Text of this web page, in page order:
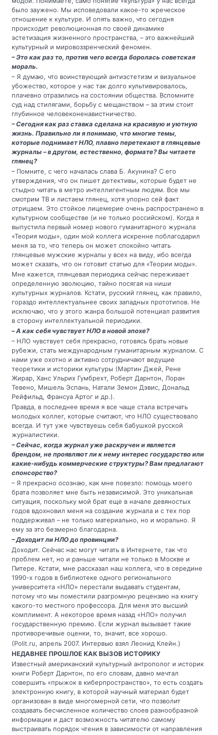
было заужено. Мы исповедовали какое-то жреческое
отношение к культуре. И опять важно, что сегодня
происходит революционная по своей динамике
эстетизация жизненного пространства, – это важнейший
культурный и мировоззренческий феномен.
– Это как раз то, против чего всегда боролась советская
мораль.
– Я думаю, что воинствующий антиэстетизм и визуальное
убожество, которое у нас так долго культивировалось,
плачевно отразились на состоянии общества. Вспомните
суд над стилягами, борьбу с мещанством – за этим стоит
глубинное человеконенавистничество.
– Сегодня как раз ставка сделана на красивую и уютную
жизнь. Правильно ли я понимаю, что многие темы,
которые поднимает НЛО, плавно перетекают в глянцевые
журналы – в другом, естественно, формате? Вы читаете
глянец?
– Помните, с чего началась слава Б. Акунина? С его
утверждения, что он пишет детективы, которые будет не
стыдно читать в метро интеллигентным людям. Все мы
смотрим ТВ и листаем глянец, хотя упорно сей факт
отрицаем. Это стойкое лицемерие очень распространено в
культурном сообществе (и не только российском). Когда я
выпустила первый номер нового гуманитарного журнала
«Теория моды», один мой коллега искренне поблагодарил
меня за то, что теперь он может спокойно читать
глянцевые мужские журналы у всех на виду, ибо всегда
может сказать, что он готовит статью для «Теории моды».
Мне кажется, глянцевая периодика сейчас переживает
определенную эволюцию, тайно посягая на ниши
культурных журналов. Кстати, русский глянец, как правило,
гораздо интеллектуальнее своих западных прототипов. Не
исключаю, что у этого жанра большой потенциал развития
в сторону интеллектуальной периодики.
–А как себя чувствует НЛО в новой эпохе?
– НЛО чувствует себя прекрасно, готовясь брать новые
рубежи, стать международным гуманитарным журналом. С
нами уже охотно и активно сотрудничают ведущие
теоретики и историки культуры (Мартин Джей, Рене
Жирар, Ханс Ульрих Гумбрехт, Роберт Дарнтон, Лоран
Тевено, Мишель Эспань, Натали Земон Дэвис, Дональд
Рейфильд, Франсуа Артог и др.).
Правда, в последнее время я все чаще стала встречать
молодых коллег, которые считают, что НЛО существовало
всегда. И тут уже чувствуешь себя бабушкой русской
журналистики.
– Сейчас, когда журнал уже раскручен и является
брендом, не проявляют ли к нему интерес государство или
какие-нибудь коммерческие структуры? Вам предлагают
спонсорство?
– Я прекрасно осознаю, как мне повезло: помощь моего
брата позволяет мне быть независимой. Это уникальная
ситуация, поскольку мой брат еще в начале девяностых
годов вдохновил меня на создание журнала и с тех пор
поддерживал – не только материально, но и морально. Я
ему за это безмерно благодарна.
– Доходит ли НЛО до провинции?
Доходит. Сейчас нас могут читать в Интернете, так что
проблем нет, но и раньше читали не только в Москве и
Питере. Кстати, мне рассказал наш коллега, что в середине
1990-х годов в библиотеке одного регионального
университета «НЛО» перестали выдавать студентам,
потому что мы поместили разгромную рецензию на книгу
какого-то местного профессора. Для меня это высший
комплимент. А некоторое время назад «НЛО» получил
государственную премию. Если журнал вызывает такие
противоречивые оценки, то, значит, все хорошо.
(Polit.ru, апрель 2007. Интервью взял Леонид Клейн.)
НЕДАВНЕЕ ПРОШЛОЕ КАК ВЫЗОВ ИСТОРИКУ
Известный американский культурный антрополог и историк
книги Роберт Дарнтон, по его словам, давно мечтал
совершить «прыжок в киберпространство», то есть создать
электронную книгу, в которой научный материал будет
организован в виде многомерной сети, что позволит
создавать бесчисленное количество слоев разнообразной
информации и даст возможность читателю самому
выстраивать порядок чтения в зависимости от направления